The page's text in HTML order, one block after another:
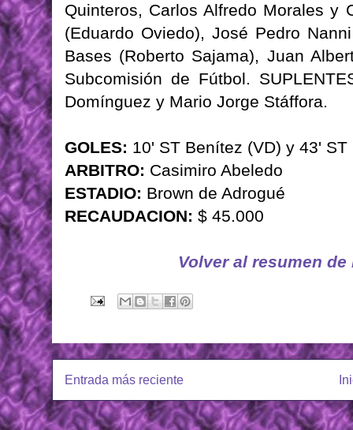
Quinteros, Carlos Alfredo Morales y
(Eduardo Oviedo), José Pedro
Bases (Roberto Sajama), Juan
Subcomisión de Fútbol.
Domínguez y Mario Jorge Stáffora.
GOLES: 10' ST Benítez (VD) y 43'
ARBITRO: Casimiro Abeledo
ESTADIO: Brown de Adrogué
RECAUDACION: $ 45.000
Volver al resumen
Entrada más reciente